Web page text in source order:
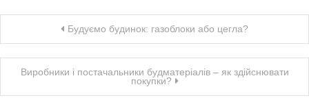
Навігація
Будуємо будинок: газоблоки або цегла?
Виробники і постачальники будматеріалів – як здійснювати
покупки?